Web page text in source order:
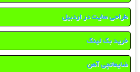
طراحی سایت در اردبیل
خرید بک لینک
ضایعاتچی آهن